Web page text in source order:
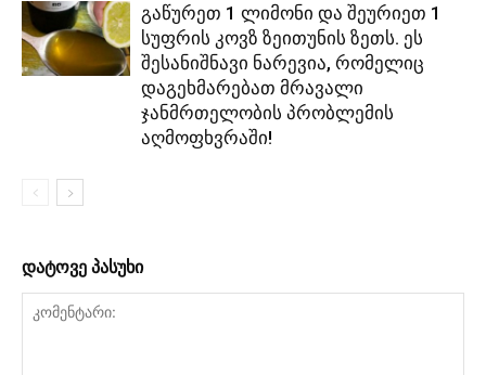
გაწურეთ 1 ლიმონი და შეურიეთ 1
სუფრის კოვზ ზეითუნის ზეთს. ეს
შესანიშნავი ნარევია, რომელიც
დაგეხმარებათ მრავალი
ჯანმრთელობის პრობლემის
აღმოფხვრაში!
დატოვე პასუხი